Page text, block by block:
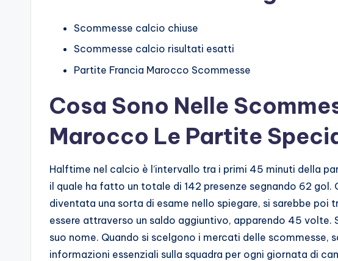
Scommesse calcio chiuse
Scommesse calcio risultati esatti
Partite Francia Marocco Scommesse
Cosa Sono Nelle
Marocco Le Partite
Halftime nel calcio è l’intervallo tra i primi 45 minuti della
il quale ha fatto un totale di 142 presenze segnando 62 gol.
diventata una sorta di esame nello spiegare, si sarebbe poi
essere attraverso un saldo aggiuntivo, apparendo 45 volte.
suo nome. Quando si scelgono i mercati delle scommesse,
informazioni essenziali sulla squadra per ogni giornata di